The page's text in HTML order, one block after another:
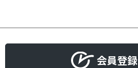
会員登